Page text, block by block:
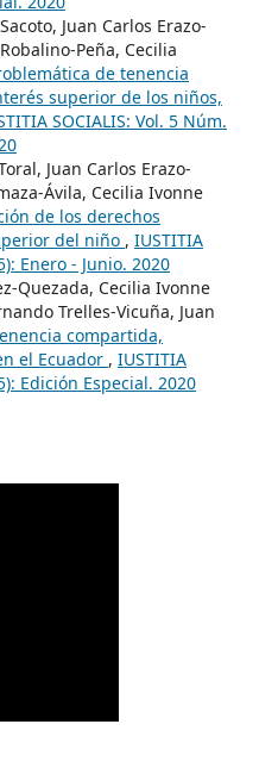
Juan Carlos Erazo-
Peña, Cecilia
de tenencia
superior de los niños,
SOCIALIS: Vol. 5 Núm.
Juan Carlos Erazo-
Ávila, Cecilia Ivonne
de los derechos
del niño , IUSTITIA
Enero - Junio. 2020
Quezada, Cecilia Ivonne
Trelles-Vicuña, Juan
compartida,
el Ecuador , IUSTITIA
Edición Especial. 2020